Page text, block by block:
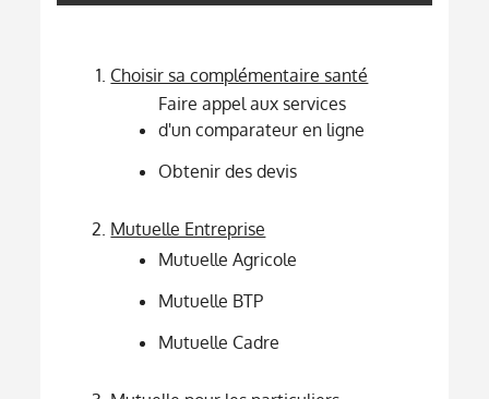
Choisir sa complémentaire santé
Faire appel aux services
d'un comparateur en ligne
Obtenir des devis
Mutuelle Entreprise
Mutuelle Agricole
Mutuelle BTP
Mutuelle Cadre